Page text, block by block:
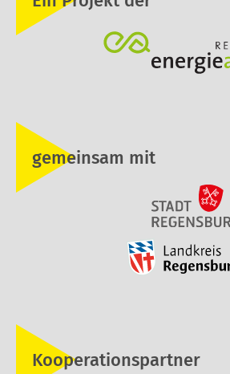
gemeinsam mit
Kooperationspartner